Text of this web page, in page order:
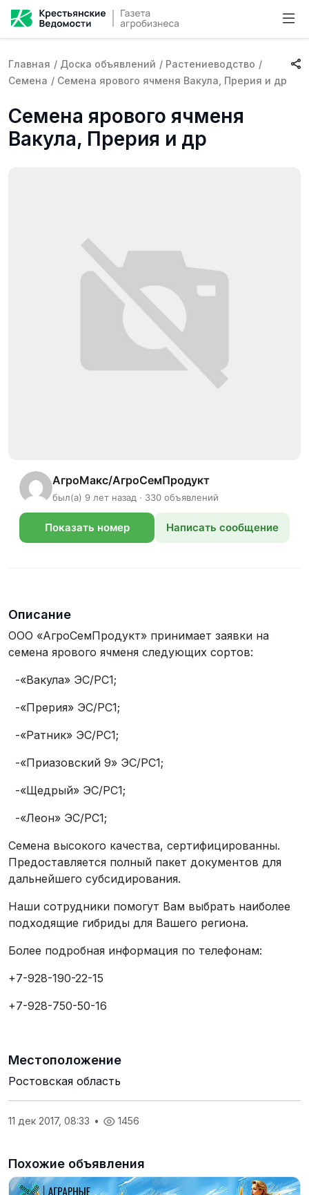
Главная / Доска объявлений / Растениеводство /
Семена / Семена ярового ячменя Вакула, Прерия и др
Семена ярового ячменя
Вакула, Прерия и др
АгроМакс/АгроСемПродукт
был(а) 9 лет назад · 330 объявлений
Показать номер Написать сообщение
Описание
ООО «АгроСемПродукт» принимает заявки на
семена ярового ячменя следующих сортов:
-«Вакула» ЭС/РС1;
-«Прерия» ЭС/РС1;
-«Ратник» ЭС/РС1;
-«Приазовский 9» ЭС/РС1;
-«Щедрый» ЭС/РС1;
-«Леон» ЭС/РС1;
Семена высокого качества, сертифицированны.
Предоставляется полный пакет документов для
дальнейшего субсидирования.
Наши сотрудники помогут Вам выбрать наиболее
подходящие гибриды для Вашего региона.
Более подробная информация по телефонам:
+7-928-190-22-15
+7-928-750-50-16
Местоположение
Ростовская область
11 дек 2017, 08:33 • 1456
Похожие объявления